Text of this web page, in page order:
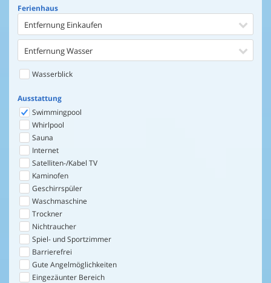
Ferienhaus
Entfernung Einkaufen
Entfernung Wasser
Wasserblick
Ausstattung
Swimmingpool
Whirlpool
Sauna
Internet
Satelliten-/Kabel TV
Kaminofen
Geschirrspüler
Waschmaschine
Trockner
Nichtraucher
Spiel- und Sportzimmer
Barrierefrei
Gute Angelmöglichkeiten
Eingezäunter Bereich